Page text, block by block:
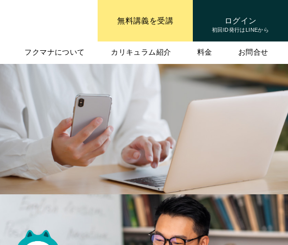
無料講義を受講 ログイン
初回ID発行はLINEから
フクマナについて カリキュラム紹介 料金 お問合せ